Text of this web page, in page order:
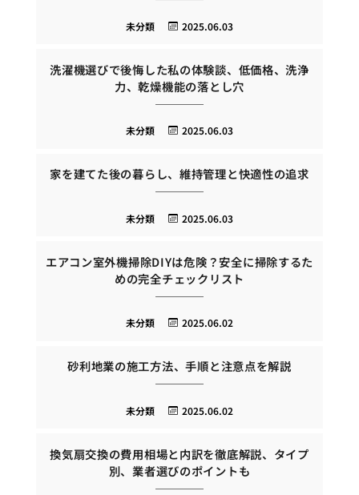
2025.06.03
未分類
洗濯機選びで後悔した私の体験談、低価格、洗浄
力、乾燥機能の落とし穴
2025.06.03
未分類
家を建てた後の暮らし、維持管理と快適性の追求
2025.06.03
未分類
エアコン室外機掃除DIYは危険？安全に掃除するた
めの完全チェックリスト
2025.06.02
未分類
砂利地業の施工方法、手順と注意点を解説
2025.06.02
未分類
換気扇交換の費用相場と内訳を徹底解説、タイプ
別、業者選びのポイントも